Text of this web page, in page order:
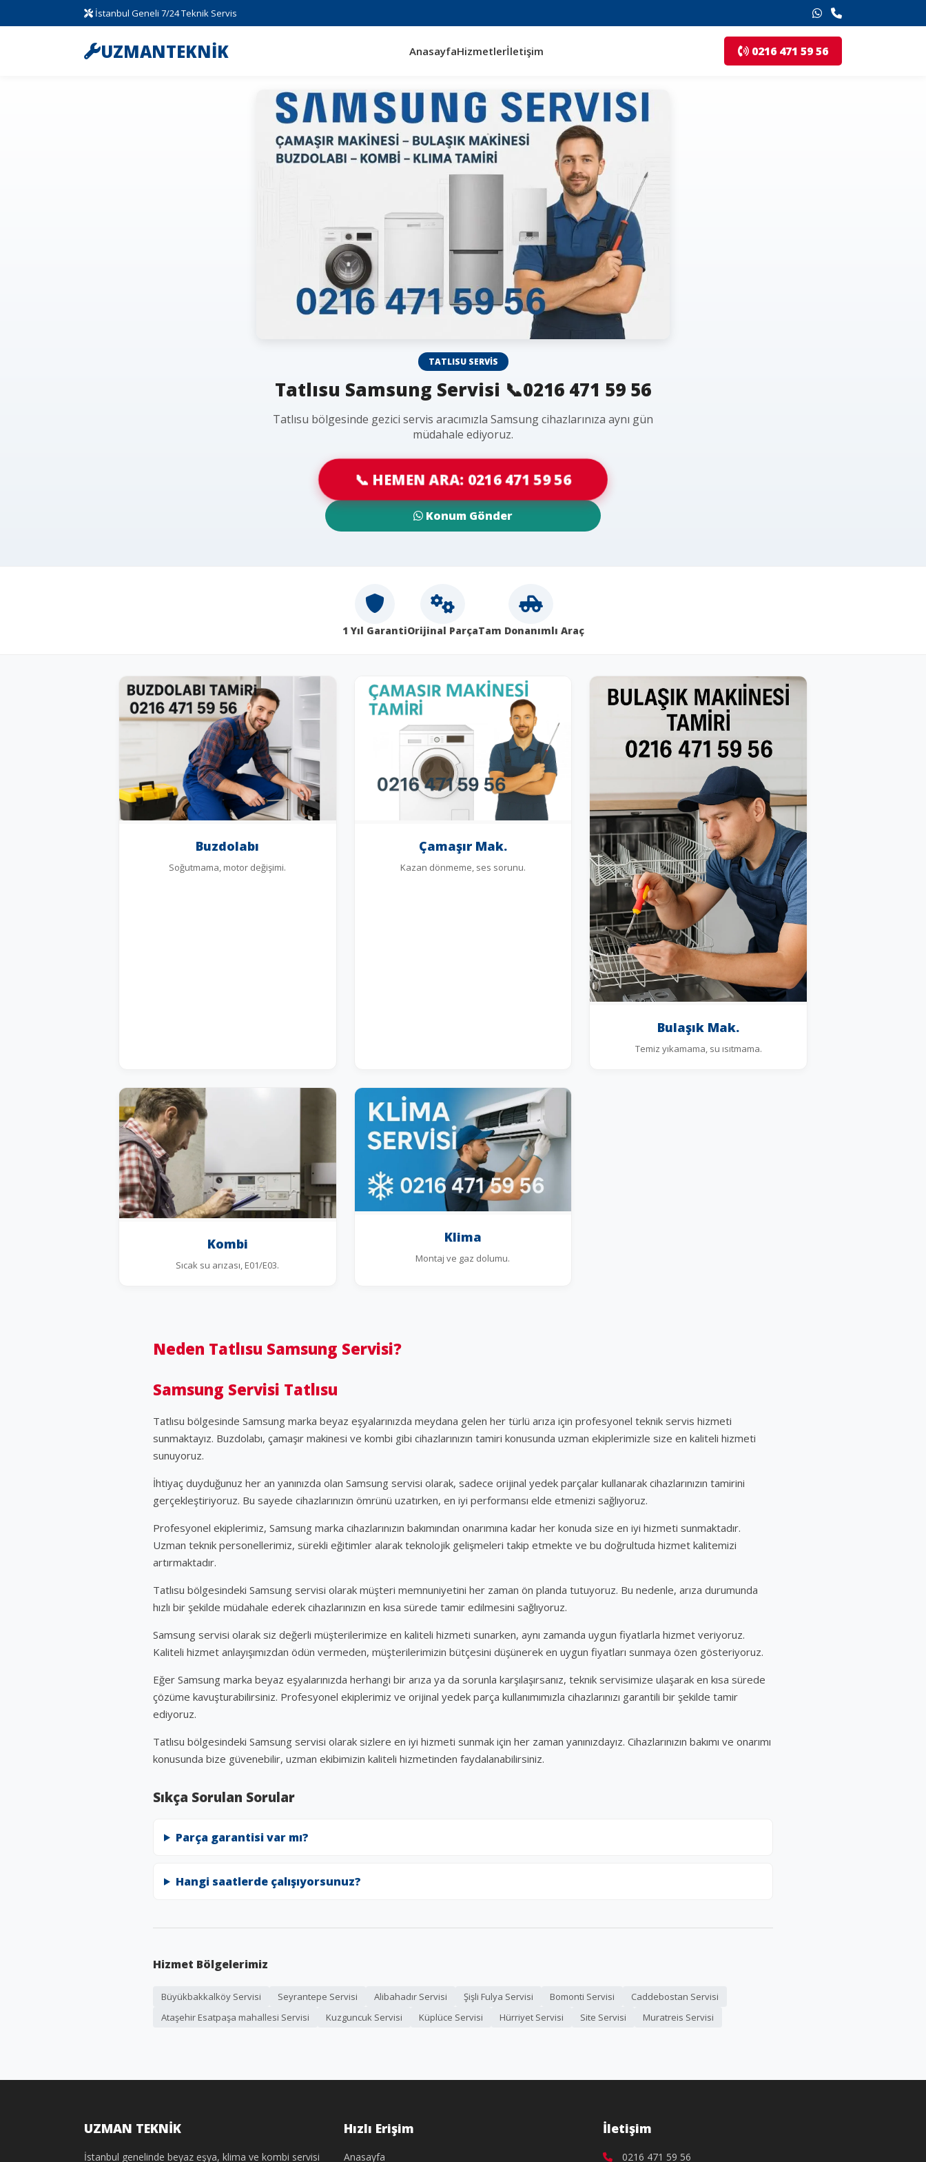
İstanbul Geneli 7/24 Teknik Servis
UZMANTEKNİK AnasayfaHizmetlerİletişim 0216 471 59 56
TATLISU SERVIS
Tatlısu Samsung Servisi 📞0216 471 59 56
Tatlısu bölgesinde gezici servis aracımızla Samsung cihazlarınıza aynı gün
müdahale ediyoruz.
📞 HEMEN ARA: 0216 471 59 56
Konum Gönder
1 Yıl GarantiOrijinal ParçaTam Donanımlı Araç
Buzdolabı
Soğutmama, motor değişimi.
Çamaşır Mak.
Kazan dönmeme, ses sorunu.
Bulaşık Mak.
Temiz yıkamama, su ısıtmama.
Kombi
Sıcak su arızası, E01/E03.
Klima
Montaj ve gaz dolumu.
Neden Tatlısu Samsung Servisi?
Samsung Servisi Tatlısu
Tatlısu bölgesinde Samsung marka beyaz eşyalarınızda meydana gelen her türlü arıza için profesyonel teknik servis hizmeti
sunmaktayız. Buzdolabı, çamaşır makinesi ve kombi gibi cihazlarınızın tamiri konusunda uzman ekiplerimizle size en kaliteli hizmeti
sunuyoruz.
İhtiyaç duyduğunuz her an yanınızda olan Samsung servisi olarak, sadece orijinal yedek parçalar kullanarak cihazlarınızın tamirini
gerçekleştiriyoruz. Bu sayede cihazlarınızın ömrünü uzatırken, en iyi performansı elde etmenizi sağlıyoruz.
Profesyonel ekiplerimiz, Samsung marka cihazlarınızın bakımından onarımına kadar her konuda size en iyi hizmeti sunmaktadır.
Uzman teknik personellerimiz, sürekli eğitimler alarak teknolojik gelişmeleri takip etmekte ve bu doğrultuda hizmet kalitemizi
artırmaktadır.
Tatlısu bölgesindeki Samsung servisi olarak müşteri memnuniyetini her zaman ön planda tutuyoruz. Bu nedenle, arıza durumunda
hızlı bir şekilde müdahale ederek cihazlarınızın en kısa sürede tamir edilmesini sağlıyoruz.
Samsung servisi olarak siz değerli müşterilerimize en kaliteli hizmeti sunarken, aynı zamanda uygun fiyatlarla hizmet veriyoruz.
Kaliteli hizmet anlayışımızdan ödün vermeden, müşterilerimizin bütçesini düşünerek en uygun fiyatları sunmaya özen gösteriyoruz.
Eğer Samsung marka beyaz eşyalarınızda herhangi bir arıza ya da sorunla karşılaşırsanız, teknik servisimize ulaşarak en kısa sürede
çözüme kavuşturabilirsiniz. Profesyonel ekiplerimiz ve orijinal yedek parça kullanımımızla cihazlarınızı garantili bir şekilde tamir
ediyoruz.
Tatlısu bölgesindeki Samsung servisi olarak sizlere en iyi hizmeti sunmak için her zaman yanınızdayız. Cihazlarınızın bakımı ve onarımı
konusunda bize güvenebilir, uzman ekibimizin kaliteli hizmetinden faydalanabilirsiniz.
Sıkça Sorulan Sorular
Parça garantisi var mı?
Hangi saatlerde çalışıyorsunuz?
Hizmet Bölgelerimiz
Büyükbakkalköy Servisi Seyrantepe Servisi Alibahadır Servisi Şişli Fulya Servisi Bomonti Servisi
Caddebostan Servisi
Ataşehir Esatpaşa mahallesi Servisi
Kuzguncuk Servisi Küplüce Servisi Hürriyet Servisi Site Servisi Muratreis Servisi
UZMAN TEKNİK
İstanbul genelinde beyaz eşya, klima ve kombi servisi
Hızlı Erişim
Anasayfa
İletişim
0216 471 59 56